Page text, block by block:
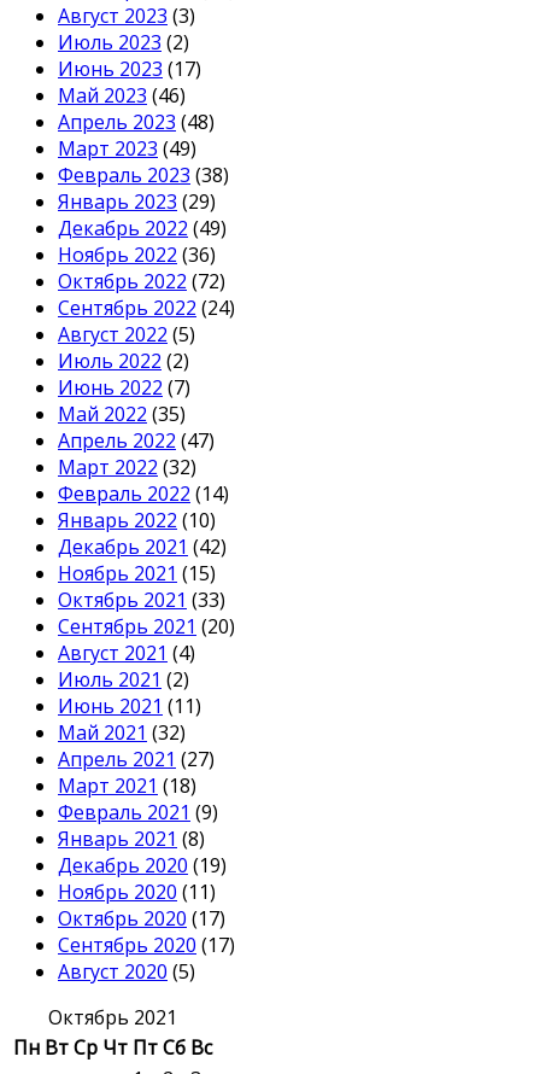
Август 2023 (3)
Июль 2023 (2)
Июнь 2023 (17)
Май 2023 (46)
Апрель 2023 (48)
Март 2023 (49)
Февраль 2023 (38)
Январь 2023 (29)
Декабрь 2022 (49)
Ноябрь 2022 (36)
Октябрь 2022 (72)
Сентябрь 2022 (24)
Август 2022 (5)
Июль 2022 (2)
Июнь 2022 (7)
Май 2022 (35)
Апрель 2022 (47)
Март 2022 (32)
Февраль 2022 (14)
Январь 2022 (10)
Декабрь 2021 (42)
Ноябрь 2021 (15)
Октябрь 2021 (33)
Сентябрь 2021 (20)
Август 2021 (4)
Июль 2021 (2)
Июнь 2021 (11)
Май 2021 (32)
Апрель 2021 (27)
Март 2021 (18)
Февраль 2021 (9)
Январь 2021 (8)
Декабрь 2020 (19)
Ноябрь 2020 (11)
Октябрь 2020 (17)
Сентябрь 2020 (17)
Август 2020 (5)
Октябрь 2021
Пн ВтСр Чт ПтСб Вс